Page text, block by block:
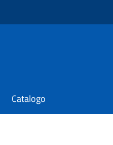
Catalogo